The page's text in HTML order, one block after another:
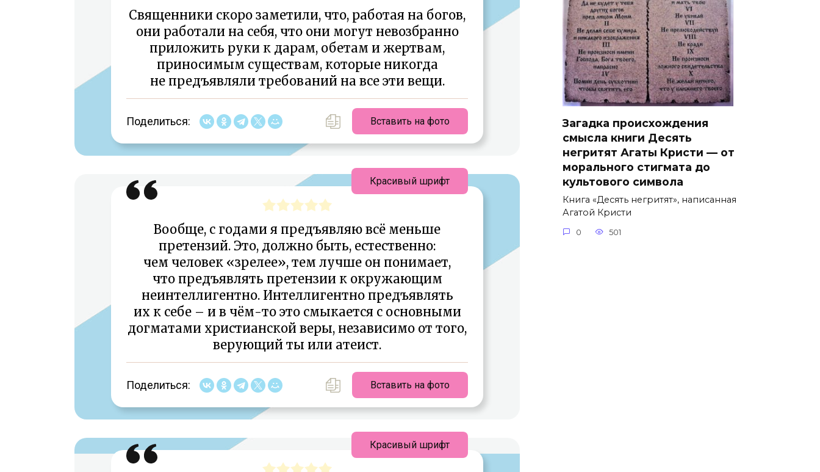
Священники скоро заметили, что, работая на богов,
они работали на себя, что они могут невозбранно
приложить руки к дарам, обетам и жертвам,
приносимым существам, которые никогда
не предъявляли требований на все эти вещи.
Поделиться: Вставить на фото
Вообще, с годами я предъявляю всё меньше
претензий. Это, должно быть, естественно:
чем человек «зрелее», тем лучше он понимает,
что предъявлять претензии к окружающим
неинтеллигентно. Интеллигентно предъявлять
их к себе – и в чём-то это смыкается с основными
догматами христианской веры, независимо от того,
верующий ты или атеист.
Поделиться: Вставить на фото
Красивый шрифт
Красивый шрифт
Загадка происхождения
смысла книги Десять
негритят Агаты Кристи — от
морального стигмата до
культового символа
Книга «Десять негритят», написанная
Агатой Кристи
0 501